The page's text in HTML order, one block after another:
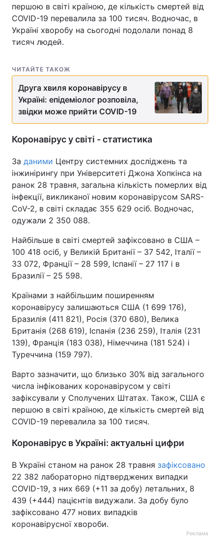
першою в світі країною, де кількість смертей від
COVID-19 перевалила за 100 тисяч. Водночас, в
Україні хворобу на сьогодні подолали понад 8
тисяч людей.
ЧИТАЙТЕ ТАКОЖ
Друга хвиля коронавірусу в
Україні: епідеміолог розповіла,
звідки може прийти COVID-19
Коронавірус у світі - статистика
За даними Центру системних досліджень та
інжинірингу при Університеті Джона Хопкінса на
ранок 28 травня, загальна кількість померлих від
інфекції, викликаної новим коронавірусом SARS-
CoV-2, в світі складає 355 629 осіб. Водночас,
одужали 2 350 088.
Найбільше в світі смертей зафіксовано в США –
100 418 осіб, у Великій Британії – 37 542, Італії –
33 072, Франції – 28 599, Іспанії – 27 117 і в
Бразилії – 25 598.
Країнами з найбільшим поширенням
коронавірусу залишаються США (1 699 176),
Бразилія (411 821), Росія (370 680), Велика
Британія (268 619), Іспанія (236 259), Італія (231
139), Франція (183 038), Німеччина (181 524) і
Туреччина (159 797).
Варто зазначити, що близько 30% від загального
числа інфікованих коронавірусом у світі
зафіксували у Сполучених Штатах. Також, США є
першою в світі країною, де кількість смертей від
COVID-19 перевалила за 100 тисяч.
Коронавірус в Україні: актуальні цифри
В Україні станом на ранок 28 травня зафіксовано
22 382 лабораторно підтверджених випадки
COVID-19, з них 669 (+11 за добу) летальних, 8
439 (+444) пацієнтів видужали. За добу було
зафіксовано 477 нових випадків
коронавірусної хвороби.
Реклама